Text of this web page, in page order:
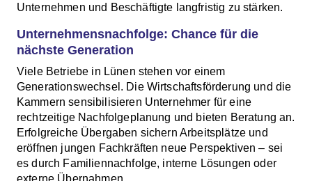
Unternehmen und Beschäftigte langfristig zu stärken.
Unternehmensnachfolge: Chance für die
nächste Generation
Viele Betriebe in Lünen stehen vor einem
Generationswechsel. Die Wirtschaftsförderung und die
Kammern sensibilisieren Unternehmer für eine
rechtzeitige Nachfolgeplanung und bieten Beratung an.
Erfolgreiche Übergaben sichern Arbeitsplätze und
eröffnen jungen Fachkräften neue Perspektiven – sei
es durch Familiennachfolge, interne Lösungen oder
externe Übernahmen.